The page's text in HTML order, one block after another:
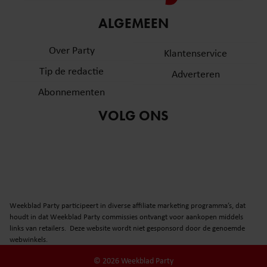
partners voor social media, adverteren en analyse. Deze
informatie die u aan ze heeft verstrekt of die ze hebben
verzameld op basis van uw gebruik van hun services. U
gebruiken.
ALGEMEEN
Over Party
Tip de redactie
Abonnementen
Klantenservice
Adverteren
VOLG ONS
Weekblad Party participeert in diverse affiliate marketing programma’s, dat
houdt in dat Weekblad Party commissies ontvangt voor aankopen middels
links van retailers. Deze website wordt niet gesponsord door de genoemde
webwinkels.
© 2026 Weekblad Party